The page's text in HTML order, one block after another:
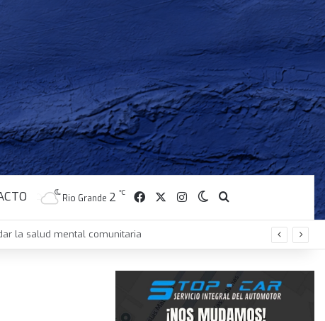
Rio Grande 2 ℃ FacebookInstagramSwitch skin
N° 1 de Ushuaia